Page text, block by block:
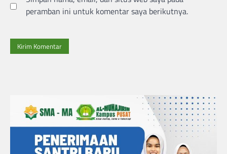
peramban ini untuk komentar saya berikutnya.